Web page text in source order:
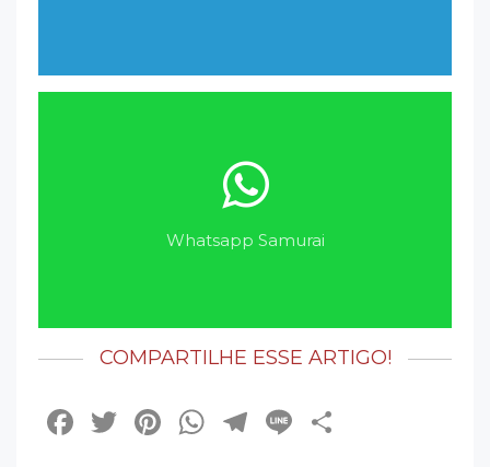
Whatsapp Samurai
COMPARTILHE ESSE ARTIGO!
Facebook
Twitter
Pinterest
WhatsApp
Telegram
Line